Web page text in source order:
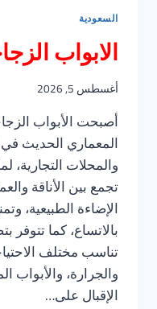
السعودية
الابواب
أغسطس 5, 2026
أصبحت الأبواب
المعماري الحديث في
والمحلات
تجمع بين الأناقة
الإضاءة الطبيعية،
بالاتساع، كما تتوفر
تناسب مختلف
والجرارة، والأبواب
الإقبال على…